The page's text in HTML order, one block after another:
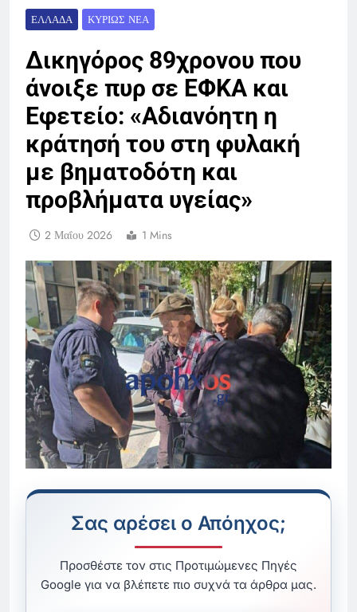
ΕΛΛΆΔΑ ΚΥΡΊΩΣ ΝΈΑ
Δικηγόρος 89χρονου που
άνοιξε πυρ σε ΕΦΚΑ και
Εφετείο: «Αδιανόητη η
κράτησή του στη φυλακή
με βηματοδότη και
προβλήματα υγείας»
2 Μαΐου 2026 1 Mins
Σας αρέσει ο Απόηχος;
Προσθέστε τον στις Προτιμώμενες Πηγές
Google για να βλέπετε πιο συχνά τα άρθρα μας.